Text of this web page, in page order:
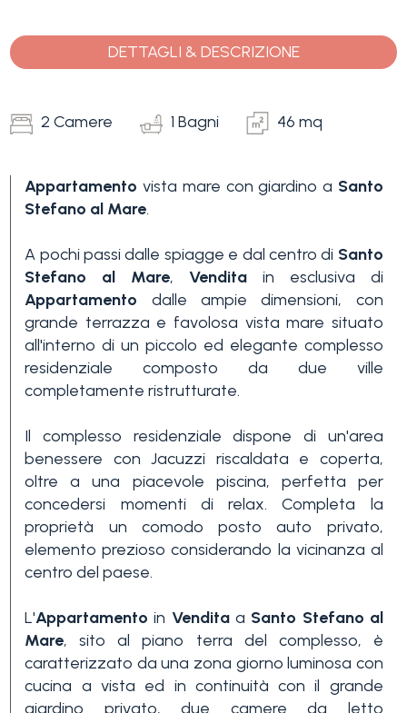
DETTAGLI & DESCRIZIONE
2 Camere 1 Bagni 46 mq
Appartamento vista mare con giardino a Santo
Stefano al Mare.
A pochi passi dalle spiagge e dal centro di Santo
Stefano al Mare, Vendita in esclusiva di
Appartamento dalle ampie dimensioni, con
grande terrazza e favolosa vista mare situato
all'interno di un piccolo ed elegante complesso
residenziale composto da due ville
completamente ristrutturate.
Il complesso residenziale dispone di un'area
benessere con Jacuzzi riscaldata e coperta,
oltre a una piacevole piscina, perfetta per
concedersi momenti di relax. Completa la
proprietà un comodo posto auto privato,
elemento prezioso considerando la vicinanza al
centro del paese.
L'Appartamento in Venditaa Santo Stefano al
Mare, sito al piano terra del complesso, è
caratterizzato da una zona giorno luminosa con
cucina a vista ed in continuità con il grande
giardino privato, due camere da letto
Preferiti
Prezzo
Camere
minime
Qualsiasi
1
2
Altre
opzioni
-